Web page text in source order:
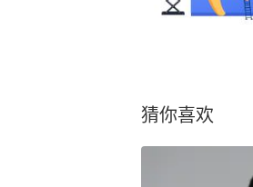
猜你喜欢